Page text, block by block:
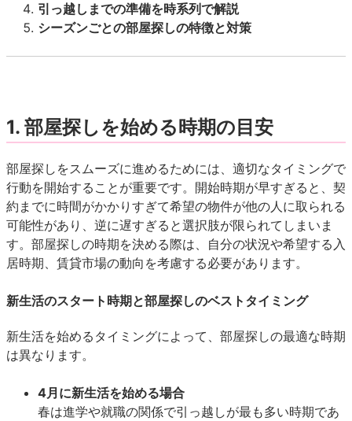
引っ越しまでの準備を時系列で解説
シーズンごとの部屋探しの特徴と対策
1. 部屋探しを始める時期の目安
部屋探しをスムーズに進めるためには、適切なタイミングで
行動を開始することが重要です。開始時期が早すぎると、契
約までに時間がかかりすぎて希望の物件が他の人に取られる
可能性があり、逆に遅すぎると選択肢が限られてしまいま
す。部屋探しの時期を決める際は、自分の状況や希望する入
居時期、賃貸市場の動向を考慮する必要があります。
新生活のスタート時期と部屋探しのベストタイミング
新生活を始めるタイミングによって、部屋探しの最適な時期
は異なります。
4月に新生活を始める場合
春は進学や就職の関係で引っ越しが最も多い時期であ